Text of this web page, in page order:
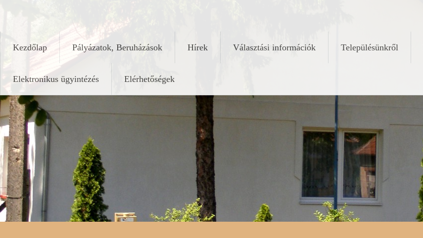
Kezdőlap Pályázatok, Beruházások Hírek Választási információk Településünkről
Elektronikus ügyintézés Elérhetőségek